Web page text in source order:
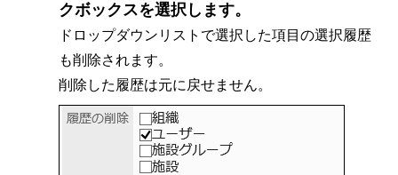
クボックスを選択します。
ドロップダウンリストで選択した項目の選択履歴
も削除されます。
削除した履歴は元に戻せません。